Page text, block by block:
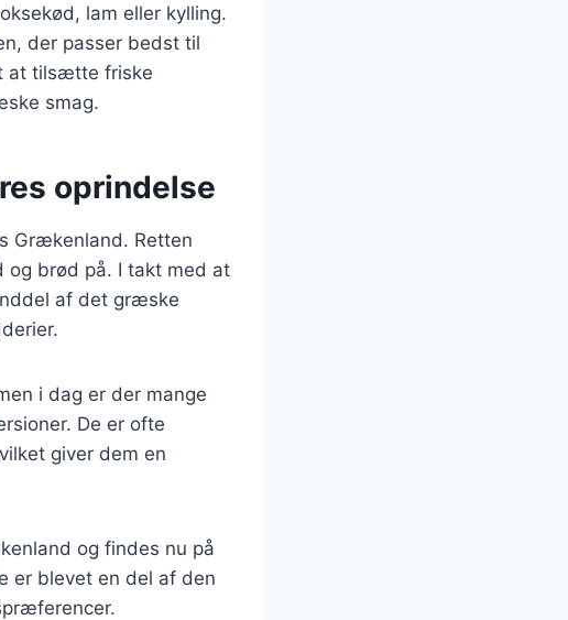
lam eller kylling.
der passer bedst til
at tilsætte friske
smag.
oprindelse
Grækenland. Retten
og brød på. I takt med at
af det græske
i dag er der mange
De er ofte
giver dem en
og findes nu på
er blevet en del af den